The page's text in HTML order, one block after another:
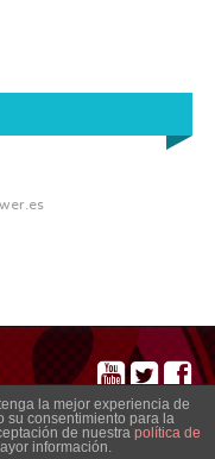
la mejor experiencia de
su consentimiento para la
de nuestra política de
información.